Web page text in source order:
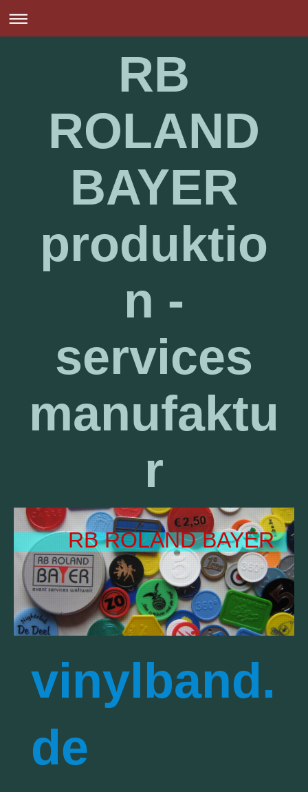
RB
ROLAND
BAYER
produktio
n -
services
manufaktu
r
RB ROLAND BAYER
vinylband.
de